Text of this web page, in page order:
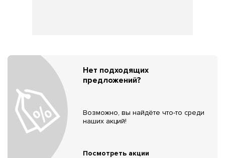
Нет подходящих
предложений?
Возможно, вы найдёте что-то среди
наших акций!
Посмотреть акции